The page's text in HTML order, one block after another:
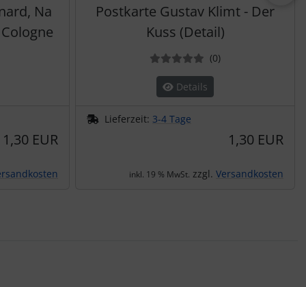
Na
1,30 EUR
Postkarte Gustav Klimt - Der
Kuss (Detail)
(0Bewertungen
)
Details
Lieferzeit: 3-4 Tage
1,30 EUR
inkl. 19 % MwSt. zzgl. Versandkosten